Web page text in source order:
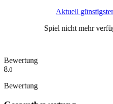
Aktuell
Spiel nicht mehr
Bewertung
8.0
Bewertung